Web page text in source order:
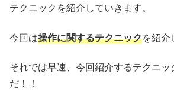
テクニックを紹介していきます。
今回は操作に関するテクニックを紹介
それでは早速、今回紹介するテクニッ
だ！！